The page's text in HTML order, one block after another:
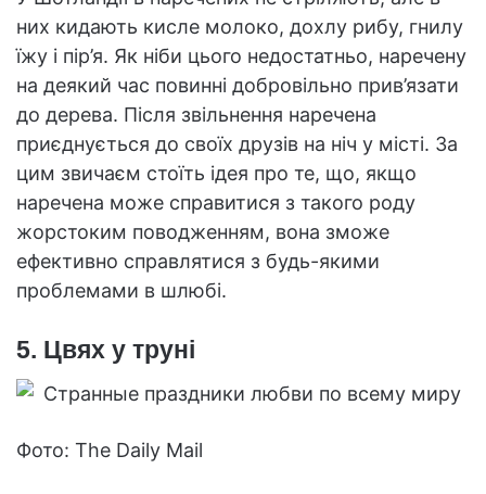
них кидають кисле молоко, дохлу рибу, гнилу
їжу і пір’я. Як ніби цього недостатньо, наречену
на деякий час повинні добровільно прив’язати
до дерева. Після звільнення наречена
приєднується до своїх друзів на ніч у місті. За
цим звичаєм стоїть ідея про те, що, якщо
наречена може справитися з такого роду
жорстоким поводженням, вона зможе
ефективно справлятися з будь-якими
проблемами в шлюбі.
5. Цвях у труні
Фото: The Daily Mail